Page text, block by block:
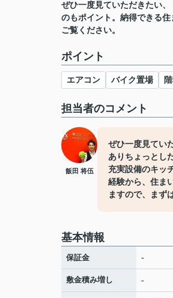
ぜひ一度見ていただきたい
のもポイント。納得できる
ご覧ください。
ポイント
エアコン バイク置場
担当者のコメント
飯田 将伍
ぜひ一度見てい
ありちょっとし
充実設備のキッ
経験から、住ま
ますので、まず
基本情報
保証金 -
敷金積み増し -